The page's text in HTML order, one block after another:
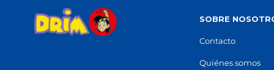
Avinguda de Roses, 75
97 250 52 61
Carrer
SOBRE
Contacto
Quiénes somos